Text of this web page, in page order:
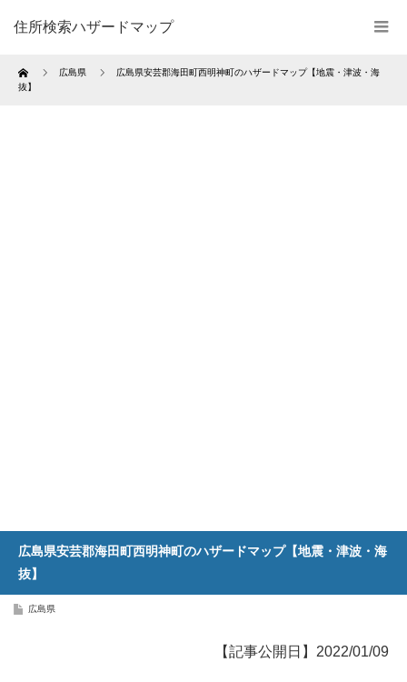
住所検索ハザードマップ
Home 広島県
広島県安芸郡海田町西明神町のハザードマップ【地震・津波・海
抜】
広島県安芸郡海田町西明神町のハザードマップ【地震・津波・海
抜】
広島県
【記事公開日】2022/01/09